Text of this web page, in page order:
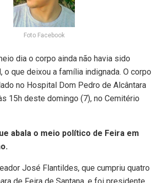
Foto Facebook
dia o corpo ainda não havia sido
o que deixou a família indignada. O corpo
no Hospital Dom Pedro de Alcântara
15h deste domingo (7), no Cemitério
abala o meio político de Feira em
José Flantildes, que cumpriu quatro